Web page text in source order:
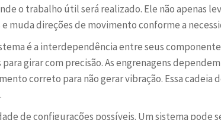
o trabalho útil será realizado. Ele não apenas
muda direções de movimento conforme a
é a interdependência entre seus
girar com precisão. As engrenagens
correto para não gerar vibração. Essa
de configurações possíveis. Um sistema pode